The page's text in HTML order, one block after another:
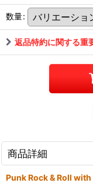
数量:
返品特約に関する重
商品詳細
Punk Rock & Roll